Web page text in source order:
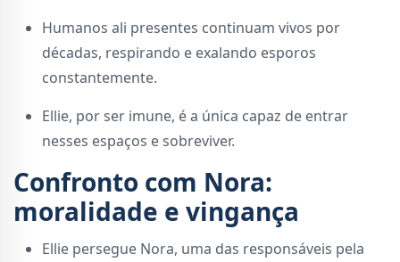
Humanos ali presentes continuam vivos por
décadas, respirando e exalando esporos
constantemente.
Ellie, por ser imune, é a única capaz de entrar
nesses espaços e sobreviver.
Confronto com Nora:
moralidade e vingança
Ellie persegue Nora, uma das responsáveis pela